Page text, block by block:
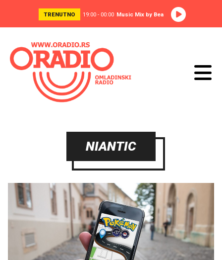
TRENUTNO 19:00 - 00:00 Music Mix by Bea
NIANTIC